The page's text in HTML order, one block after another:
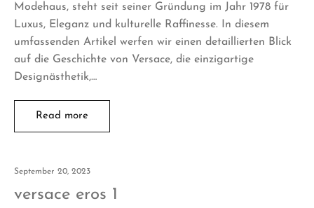
Modehaus, steht seit seiner Gründung im Jahr 1978 für
Luxus, Eleganz und kulturelle Raffinesse. In diesem
umfassenden Artikel werfen wir einen detaillierten Blick
auf die Geschichte von Versace, die einzigartige
Designästhetik,…
Read more
September 20, 2023
versace eros 1